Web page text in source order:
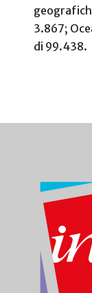
3.867;
di 99.438.